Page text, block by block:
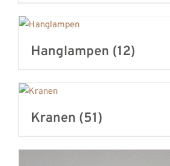
Hanglampen (12)
Kranen (51)